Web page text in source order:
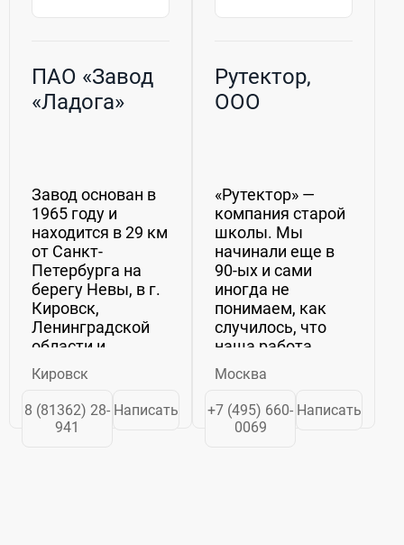
ПАО «Завод
«Ладога»
Завод основан в
1965 году и
находится в 29 км
от Санкт-
Петербурга на
берегу Невы, в г.
Кировск,
Ленинградской
области и
является
градообразующим
предприятием г.
Кировска
Кировск
8 (81362) 28-
941
Написать
Рутектор,
ООО
«Рутектор» —
компания старой
школы. Мы
начинали еще в
90­-ых и сами
иногда не
понимаем, как
случилось, что
наша работа
охватывает
сегодня Европу,
Азию и Северную
Америку. Если бы
Москва
+7 (495) 660-
0069
Написать